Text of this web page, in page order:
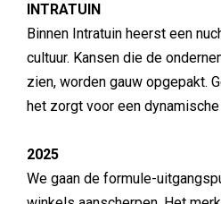
INTRATUIN
Binnen Intratuin heerst een
cultuur. Kansen die de
zien, worden gauw opgepakt.
het zorgt voor een
2025
We gaan de formule-